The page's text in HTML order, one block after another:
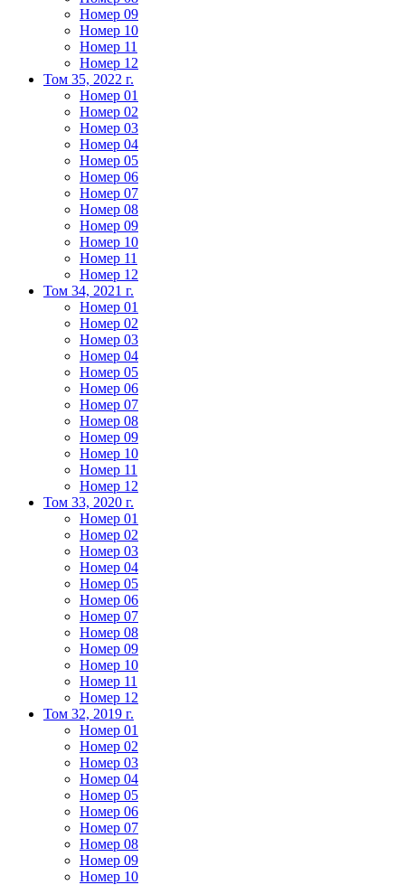
Номер 09
Номер 10
Номер 11
Номер 12
Том 35, 2022 г.
Номер 01
Номер 02
Номер 03
Номер 04
Номер 05
Номер 06
Номер 07
Номер 08
Номер 09
Номер 10
Номер 11
Номер 12
Том 34, 2021 г.
Номер 01
Номер 02
Номер 03
Номер 04
Номер 05
Номер 06
Номер 07
Номер 08
Номер 09
Номер 10
Номер 11
Номер 12
Том 33, 2020 г.
Номер 01
Номер 02
Номер 03
Номер 04
Номер 05
Номер 06
Номер 07
Номер 08
Номер 09
Номер 10
Номер 11
Номер 12
Том 32, 2019 г.
Номер 01
Номер 02
Номер 03
Номер 04
Номер 05
Номер 06
Номер 07
Номер 08
Номер 09
Номер 10